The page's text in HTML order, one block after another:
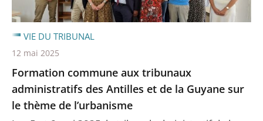
Formation commune aux tribunaux
administratifs des Antilles et de la Guyane sur
le thème de l’urbanisme
VIE DU TRIBUNAL
12 mai 2025